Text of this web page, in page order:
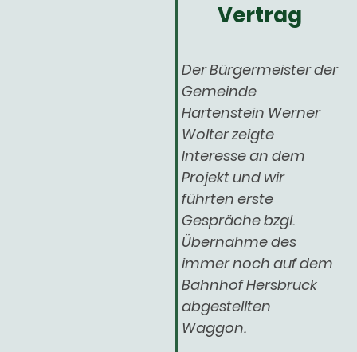
Vertrag
Der Bürgermeister der
Gemeinde
Hartenstein Werner
Wolter zeigte
Interesse an dem
Projekt und wir
führten erste
Gespräche bzgl.
Übernahme des
immer noch auf dem
Bahnhof Hersbruck
abgestellten
Waggon.